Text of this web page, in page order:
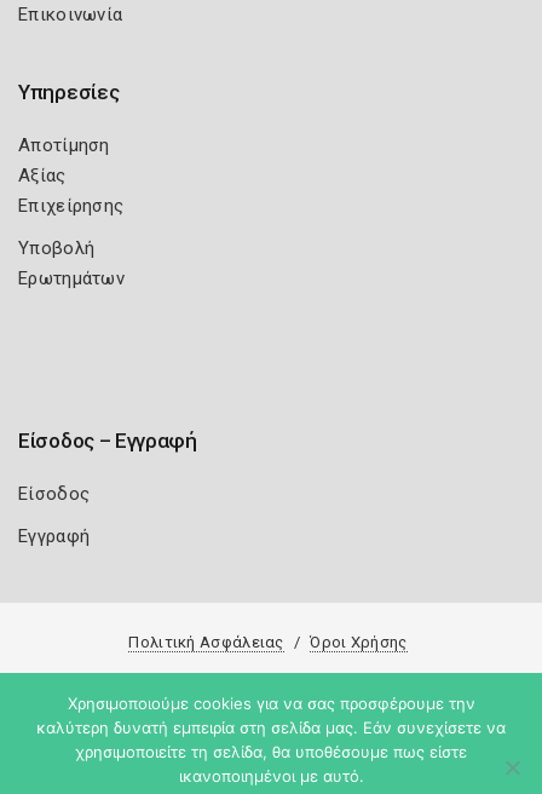
Επικοινωνία
Υπηρεσίες
Αποτίμηση
Αξίας
Επιχείρησης
Υποβολή
Ερωτημάτων
Είσοδος – Εγγραφή
Είσοδος
Εγγραφή
Πολιτική Ασφάλειας Όροι Χρήσης
Copyright 2026 Knowledge A.E.
Χρησιμοποιούμε cookies για να σας προσφέρουμε την
καλύτερη δυνατή εμπειρία στη σελίδα μας. Εάν συνεχίσετε να
χρησιμοποιείτε τη σελίδα, θα υποθέσουμε πως είστε
ικανοποιημένοι με αυτό.